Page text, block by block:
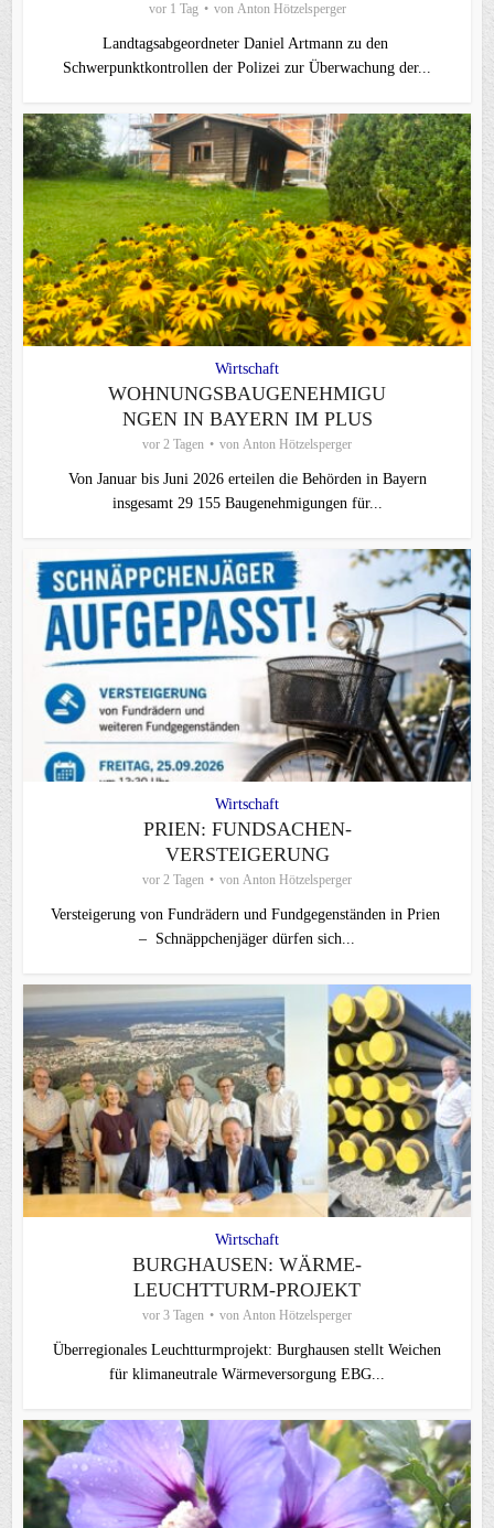
vor 1 Tag von Anton Hötzelsperger
Landtagsabgeordneter Daniel Artmann zu den
Schwerpunktkontrollen der Polizei zur Überwachung der...
Wirtschaft
WOHNUNGSBAUGENEHMIGU
NGEN IN BAYERN IM PLUS
vor 2 Tagen von Anton Hötzelsperger
Von Januar bis Juni 2026 erteilen die Behörden in Bayern
insgesamt 29 155 Baugenehmigungen für...
Wirtschaft
PRIEN: FUNDSACHEN-
VERSTEIGERUNG
vor 2 Tagen von Anton Hötzelsperger
Versteigerung von Fundrädern und Fundgegenständen in Prien
– Schnäppchenjäger dürfen sich...
Wirtschaft
BURGHAUSEN: WÄRME-
LEUCHTTURM-PROJEKT
vor 3 Tagen von Anton Hötzelsperger
Überregionales Leuchtturmprojekt: Burghausen stellt Weichen
für klimaneutrale Wärmeversorgung EBG...